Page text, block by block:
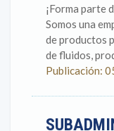
¡Forma parte
Somos una
de productos
de fluidos,
Publicación: